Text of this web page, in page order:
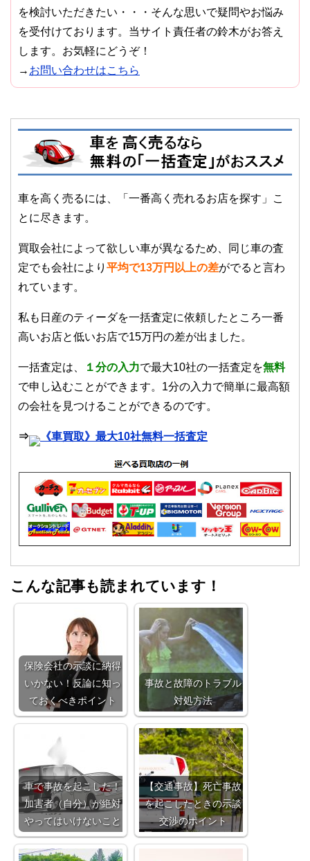
を検討いただきたい・・・そんな思いで疑問やお悩み
を受付けております。当サイト責任者の鈴木がお答え
します。お気軽にどうぞ！
→ お問い合わせはこちら
車を高く売るには、「一番高く売れるお店を探す」こ
とに尽きます。
買取会社によって欲しい車が異なるため、同じ車の査
定でも会社により 平均で13万円以上の差がでると言わ
れています。
私も日産のティーダを一括査定に依頼したところ一番
高いお店と低いお店で15万円の差が出ました。
一括査定は、 １分の入力で最大10社の一括査定を無料
で申し込むことができます。1分の入力で簡単に最高額
の会社を見つけることができるのです。
⇒ 《車買取》最大10社無料一括査定
こんな記事も読まれています！
保険会社の示談に納得
いかない！反論に知っ
ておくべきポイント
事故と故障のトラブル
対処方法
車で事故を起こした！
加害者（自分）が絶対
やってはいけないこと
【交通事故】死亡事故
を起こしたときの示談
交渉のポイント